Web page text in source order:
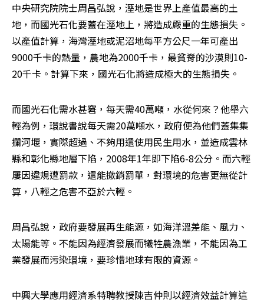
中央研究院院士周昌弘說，溼地是世界上產值最高的土
地，而國光石化要蓋在溼地上，將造成嚴重的生態損失。
以產值計算，海灣溼地或泥沼地每平方公尺一年可產出
9000千卡的熱量，農地為2000千卡，最貧脊的沙漠則10-
20千卡。計算下來，國光石化將造成極大的生態損失。
而國光石化需水甚窘，每天需40萬噸，水從何來？他舉六
輕為例，環說書說每天需20萬噸水，政府便為他們蓋集集
攔河堰，實際超過、不夠用還使用民生用水，並造成雲林
縣和彰化縣地層下陷，2008年1年即下陷6-8公分。而六輕
屢因違規遭罰款，還能撤銷罰單，對環境的危害更無從計
算，八輕之危害不亞於六輕。
周昌弘說，政府要發展再生能源，如海洋溫差能、風力、
太陽能等。不能因為經濟發展而犧牲農漁業，不能因為工
業發展而污染環境，要珍惜地球有限的資源。
中興大學應用經濟系特聘教授陳吉仲則以經濟效益計算這